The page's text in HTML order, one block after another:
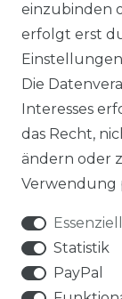
einzubinden
erfolgt erst
Die
Interesses
das Recht,
ändern oder
Verwendung
Essenziell
Statistik
PayPal